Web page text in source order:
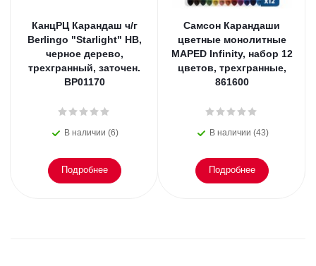
КанцРЦ Карандаш ч/г
Berlingo "Starlight" HB,
черное дерево,
трехгранный, заточен.
BP01170
В наличии (6)
Подробнее
Самсон Карандаши
цветные монолитные
MAPED Infinity, набор 12
цветов, трехгранные,
861600
В наличии (43)
Подробнее